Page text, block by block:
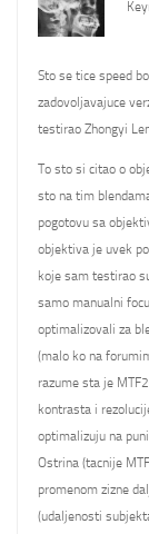
Sto se tice speed
zadovoljavajuce
testirao Zhongyi
To sto si citao o
sto na tim
pogotovu sa
objektiva je uvek
koje sam testirao
samo manualni
optimalizovali za
(malo ko na
razume sta je
kontrasta i
optimalizuju na
Ostrina (tacnije
promenom zizne
(udaljenosti